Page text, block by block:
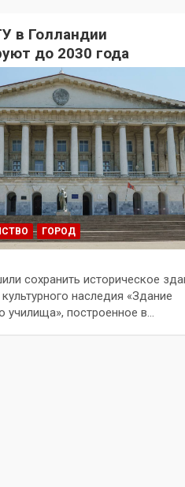
в Голландии
до 2030 года
ГОРОД
сохранить историческое
наследия «Здание
училища», построенное в…